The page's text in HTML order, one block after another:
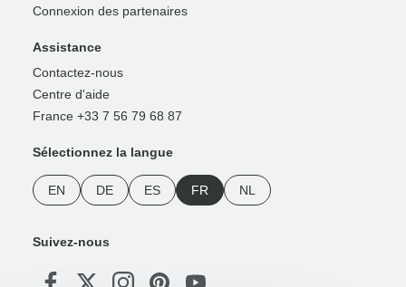
Connexion des partenaires
Assistance
Contactez-nous
Centre d'aide
France +33 7 56 79 68 87
Sélectionnez la langue
EN DE ES FR NL
Suivez-nous